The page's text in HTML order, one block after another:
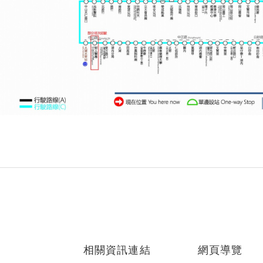
相關資訊連結 網頁導覽